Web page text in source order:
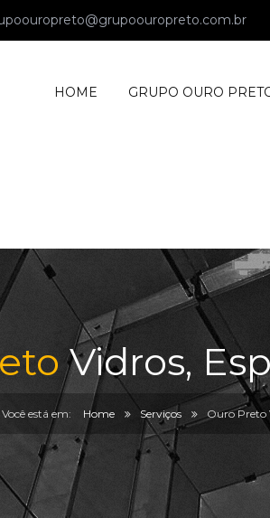
HOME GRUPO OURO
Vidros,
Home Serviços Ouro Preto